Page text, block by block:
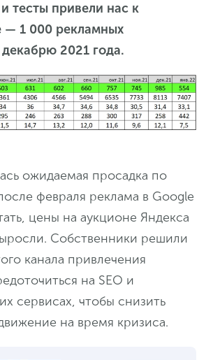
тесты привели нас к
— 1 000 рекламных
декабрю 2021 года.
ожидаемая просадка по
февраля реклама в Google
цены на аукционе Яндекса
Собственники решили
канала привлечения
на SEO и
сервисах, чтобы снизить
на время кризиса.